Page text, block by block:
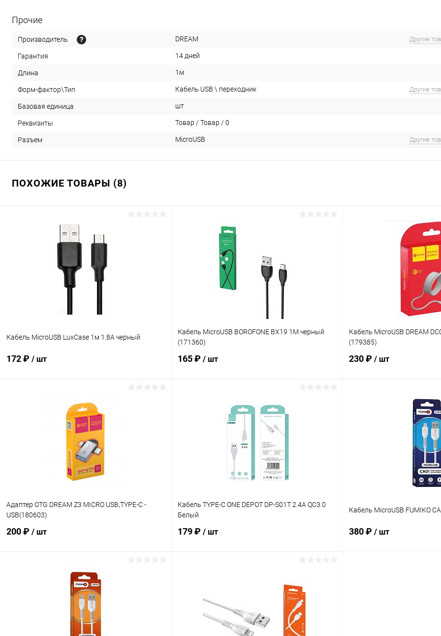
Прочие
Производитель DREAM Другие
Гарантия 14 дней
Длина 1м
Форм-фактор\Тип Кабель USB \ переходник Другие
Базовая единица шт
Реквизиты Товар / Товар / 0
Разъем MicroUSB Другие
ПОХОЖИЕ ТОВАРЫ (8)
Кабель MicroUSB LuxCase 1м 1.8А черный
172 ₽ / шт
Кабель MicroUSB BOROFONE BX19 1M черный
(171360)
165 ₽ / шт
Купить в 1 клик К сравнению
Кабель MicroUSB DREAM
(179385)
230 ₽ / шт
В
Адаптер OTG DREAM Z3 MICRO USB,TYPE-C -
USB(180603)
200 ₽ / шт
В корзину
Кабель TYPE-C ONE DEPOT DP-S01T 2.4A QC3.0
Белый
179 ₽ / шт
Купить в 1 клик К сравнению
В избранное В наличии
Кабель MicroUSB FUMIKO
380 ₽ / шт